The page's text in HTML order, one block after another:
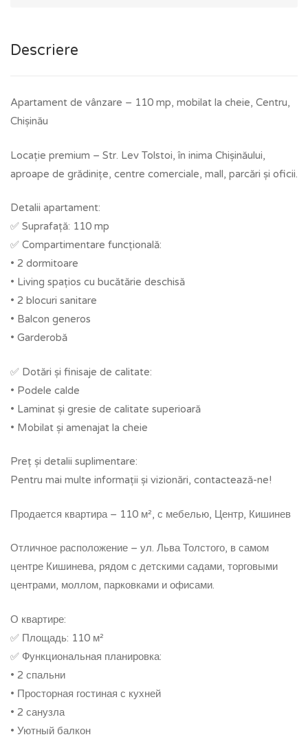
Descriere
Apartament de vânzare – 110 mp, mobilat la cheie, Centru,
Chișinău
Locație premium – Str. Lev Tolstoi, în inima Chișinăului,
aproape de grădinițe, centre comerciale, mall, parcări și oficii.
Detalii apartament:
✅ Suprafață: 110 mp
✅ Compartimentare funcțională:
• 2 dormitoare
• Living spațios cu bucătărie deschisă
• 2 blocuri sanitare
• Balcon generos
• Garderobă
✅ Dotări și finisaje de calitate:
• Podele calde
• Laminat și gresie de calitate superioară
• Mobilat și amenajat la cheie
Preț și detalii suplimentare:
Pentru mai multe informații și vizionări, contactează-ne!
Продается квартира – 110 м², с мебелью, Центр, Кишинев
Отличное расположение – ул. Льва Толстого, в самом
центре Кишинева, рядом с детскими садами, торговыми
центрами, моллом, парковками и офисами.
О квартире:
✅ Площадь: 110 м²
✅ Функциональная планировка:
• 2 спальни
• Просторная гостиная с кухней
• 2 санузла
• Уютный балкон